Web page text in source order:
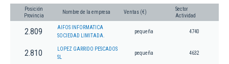
Posición
Provincia
Nombre de la empresa Ventas (€)
Sector
Actividad
2.809
AIFOS INFORMATICA
SOCIEDAD LIMITADA.
pequeña 4740
2.810
LOPEZ GARRIDO PESCADOS
SL
pequeña 4632